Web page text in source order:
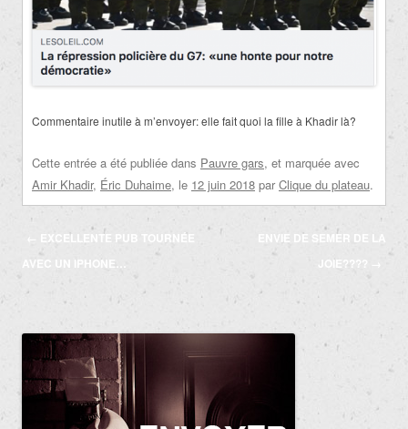
Commentaire inutile à m’envoyer: elle fait quoi la fille à Khadir là?
Cette entrée a été publiée dans Pauvre gars, et marquée avec
Amir Khadir, Éric Duhaime, le 12 juin 2018 par Clique du plateau.
Navigation
des
articles
← EXCELLENTE PUB TOURNÉE
AVEC UN IPHONE…
ENVIE DE SEMER DE LA
JOIE????